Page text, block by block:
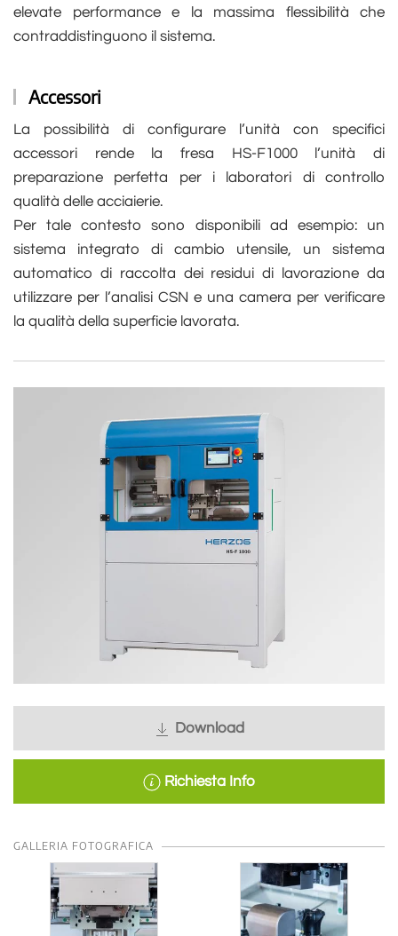
elevate performance e la massima flessibilità che
contraddistinguono il sistema.
Accessori
La possibilità di configurare l’unità con specifici
accessori rende la fresa HS-F1000 l’unità di
preparazione perfetta per i laboratori di controllo
qualità delle acciaierie.
Per tale contesto sono disponibili ad esempio: un
sistema integrato di cambio utensile, un sistema
automatico di raccolta dei residui di lavorazione da
utilizzare per l’analisi CSN e una camera per verificare
la qualità della superficie lavorata.
Download
Richiesta Info
GALLERIA FOTOGRAFICA